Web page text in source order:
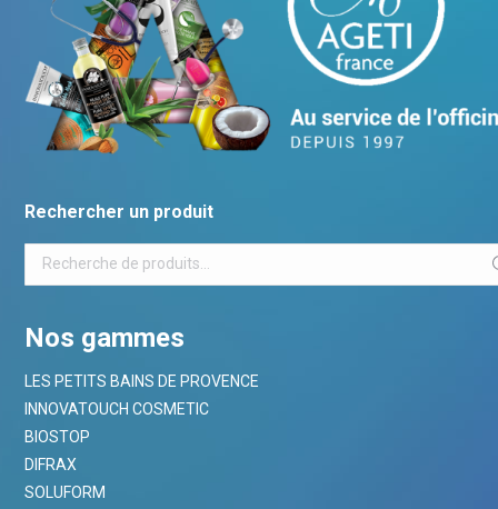
Rechercher un produit
Nos gammes
LES PETITS BAINS DE PROVENCE
INNOVATOUCH COSMETIC
BIOSTOP
DIFRAX
SOLUFORM